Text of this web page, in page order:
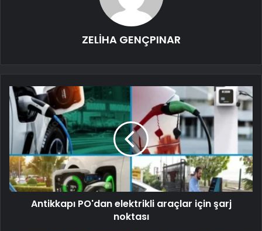
ZELİHA GENÇPINAR
Antikkapı PO'dan elektrikli araçlar için şarj
noktası